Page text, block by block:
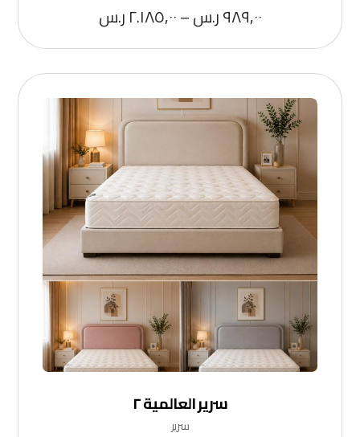
٩٨٩,٠٠ر.س–٢.١٨٥,٠٠ر.س
سرير العالمية ٢
سرير